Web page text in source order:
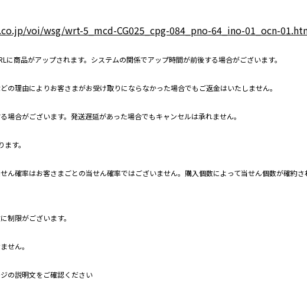
voi/wsg/wrt-5_mcd-CG025_cpg-084_pno-64_ino-01_ocn-
商品がアップされます。システムの関係でアップ時間が前後する場合がございます。
の理由によりお客さまがお受け取りにならなかった場合でもご返金はいたしません。
場合がございます。発送遅延があった場合でもキャンセルは承れません。
す。
ん確率はお客さまごとの当せん確率ではございません。購入個数によって当せん個数が確約
制限がございます。
せん。
の説明文をご確認ください